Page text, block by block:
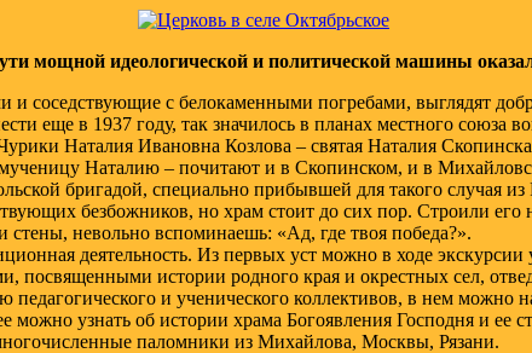
мощной идеологической и политической машины
соседствующие с белокаменными погребами, выглядят
еще в 1937 году, так значилось в планах местного
Наталия Ивановна Козлова – святая Наталия
Наталию – почитают и в Скопинском, и в
бригадой, специально прибывшей для такого случая
безбожников, но храм стоит до сих пор. Строили
стены, невольно вспоминаешь: «Ад, где твоя победа?».
деятельность. Из первых уст можно в ходе экскурсии
посвященными истории родного края и окрестных сел,
и ученического коллективов, в нем можно
узнать об истории храма Богоявления Господня и ее
паломники из Михайлова, Москвы, Рязани.